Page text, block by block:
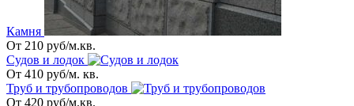
Камня
От 210 руб/м.кв.
Судов и лодок
От 410 руб/м. кв.
Труб и трубопроводов
От 420 руб/м.кв.